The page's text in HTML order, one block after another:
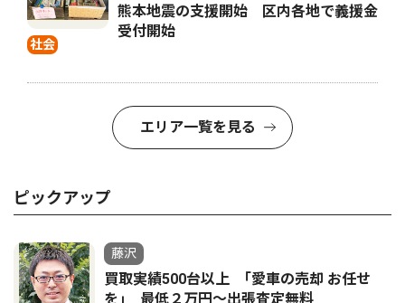
社会
熊本地震の支援開始 区内各地で義援金
受付開始
エリア一覧を見る
ピックアップ
藤沢
買取実績500台以上 ｢愛車の売却 お任せ
を｣ 最低２万円〜出張査定無料